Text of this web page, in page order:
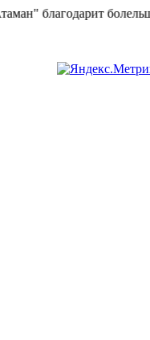
благодарит